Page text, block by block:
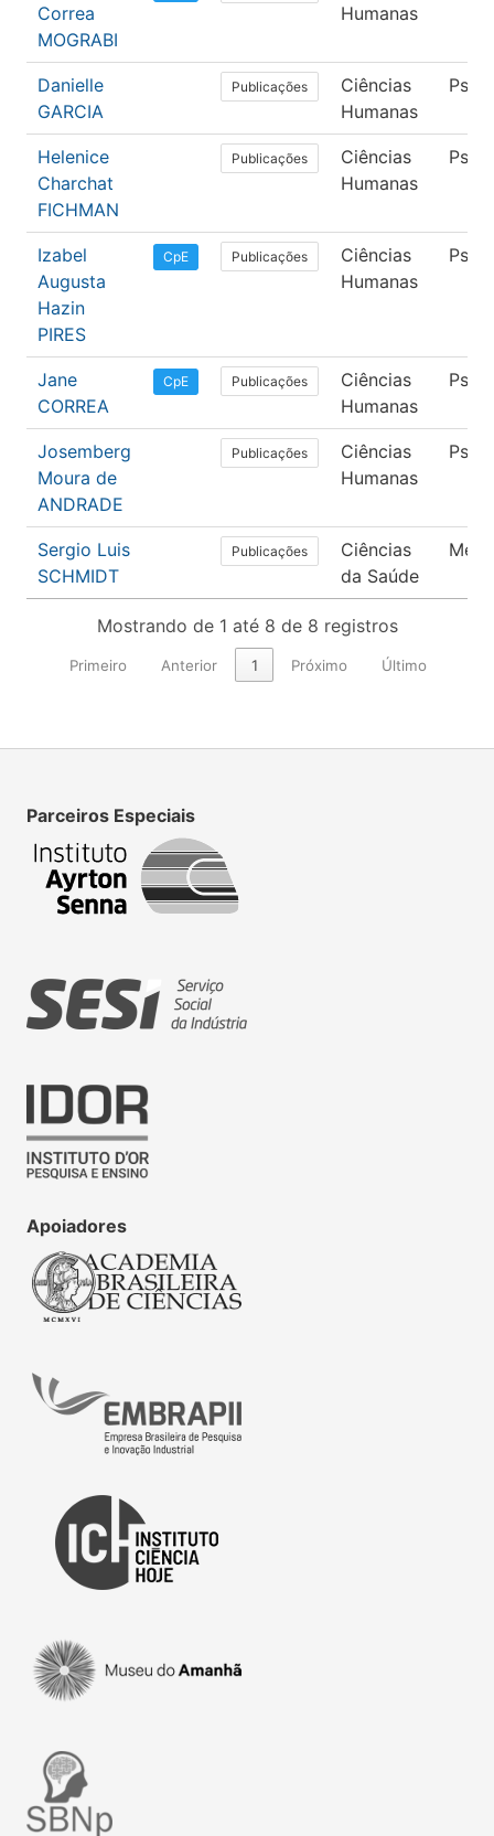
Correa
MOGRABI
Humanas
Danielle
GARCIA
Publicações
Ciências
Humanas
Helenice
Charchat
FICHMAN
Publicações
Ciências
Humanas
Izabel
Augusta
Hazin
PIRES
CpE Publicações
Ciências
Humanas
Jane
CORREA
CpE Publicações
Ciências
Humanas
Josemberg
Moura de
ANDRADE
Publicações
Ciências
Humanas
Sergio Luis
SCHMIDT
Publicações
Ciências
da Saúde
Mostrando de 1 até 8 de 8 registros
Primeiro Anterior 1 Próximo Último
Parceiros Especiais
Apoiadores